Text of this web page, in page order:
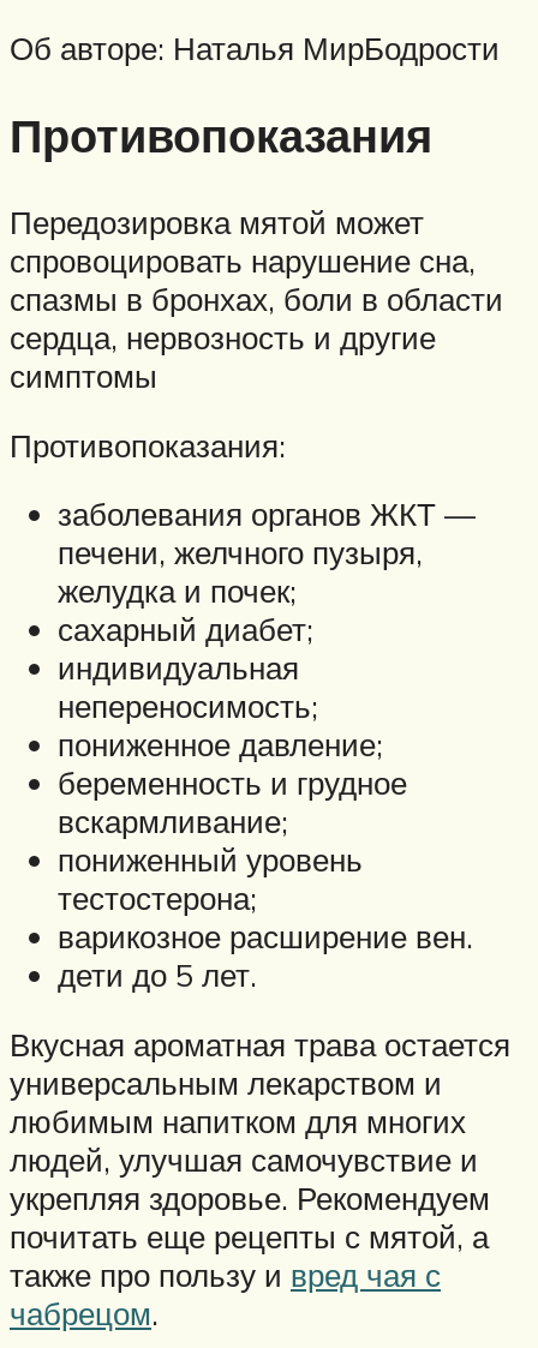
Об авторе: Наталья МирБодрости
Противопоказания
Передозировка мятой может
спровоцировать нарушение сна,
спазмы в бронхах, боли в области
сердца, нервозность и другие
симптомы
Противопоказания:
заболевания органов ЖКТ —
печени, желчного пузыря,
желудка и почек;
сахарный диабет;
индивидуальная
непереносимость;
пониженное давление;
беременность и грудное
вскармливание;
пониженный уровень
тестостерона;
варикозное расширение вен.
дети до 5 лет.
Вкусная ароматная трава остается
универсальным лекарством и
любимым напитком для многих
людей, улучшая самочувствие и
укрепляя здоровье. Рекомендуем
почитать еще рецепты с мятой, а
также про пользу и вред чая с
чабрецом.